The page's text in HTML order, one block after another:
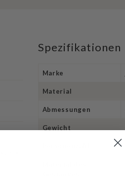
Spezifikationen
Marke
Material
Abmessungen
Gewicht